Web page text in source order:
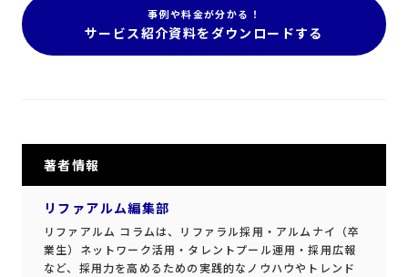
事例や料金が分かる！
サービス紹介資料をダウンロードする
著者情報
リファアルム編集部
リファアルム コラムは、リファラル採用・アルムナイ（卒
業生）ネットワーク活用・タレントプール運用・採用広報
など、採用力を高めるための実践的なノウハウやトレンド